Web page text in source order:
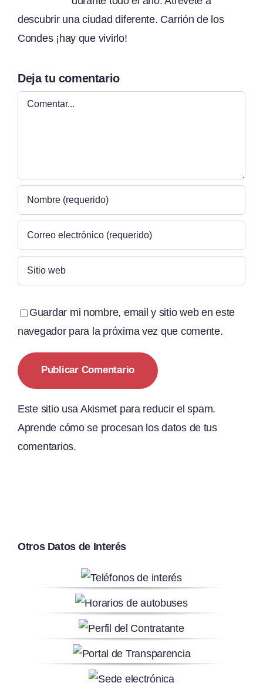
descubrir una ciudad diferente. Carrión de los
Condes ¡hay que vivirlo!
Deja tu comentario
Comentar
Guardar mi nombre, email y sitio web en este
navegador para la próxima vez que comente.
Este sitio usa Akismet para reducir el spam.
Aprende cómo se procesan los datos de tus
comentarios.
Otros Datos de Interés